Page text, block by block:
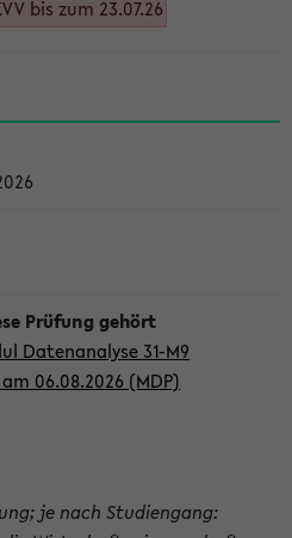
bis zum 23.07.26
Datenanalyse 31-M9
06.08.2026 (MDP)
je nach Studiengang: